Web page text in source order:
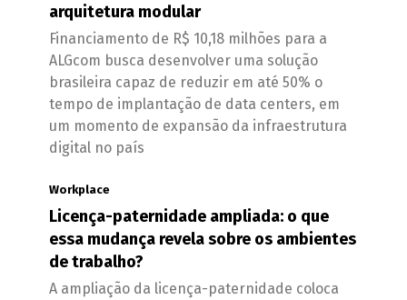
arquitetura modular
Financiamento de R$ 10,18 milhões para a
ALGcom busca desenvolver uma solução
brasileira capaz de reduzir em até 50% o
tempo de implantação de data centers, em
um momento de expansão da infraestrutura
digital no país
Workplace
Licença-paternidade ampliada: o que
essa mudança revela sobre os ambientes
de trabalho?
A ampliação da licença-paternidade coloca